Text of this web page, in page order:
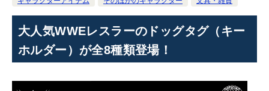
大人気WWEレスラーのドッグタグ（キー
ホルダー）が全8種類登場！